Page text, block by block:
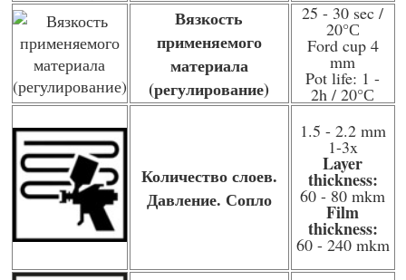
Вязкость
применяемого
материала
(регулирование)
25 - 30 sec /
20°С
Ford cup 4
mm
Pot life: 1 -
2h / 20°С
Количество слоев.
Давление. Сопло
1.5 - 2.2 mm
1-3x
Layer
thickness:
60 - 80 mkm
Film
thickness:
60 - 240 mkm